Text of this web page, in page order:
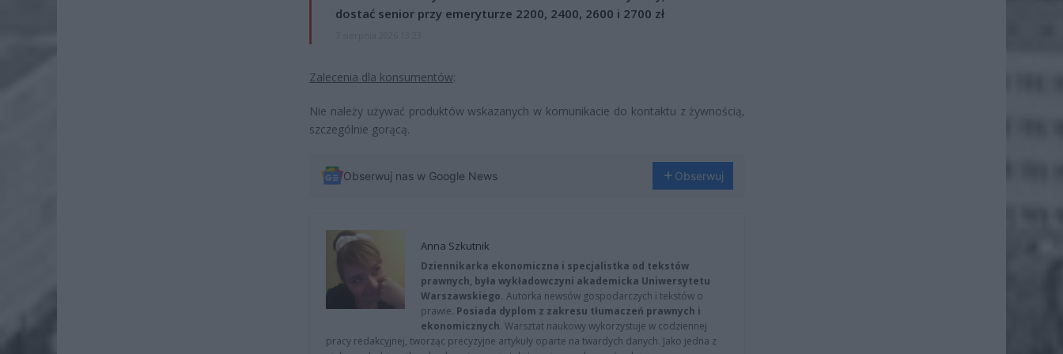
dostać senior przy emeryturze 2200, 2400, 2600 i 2700 zł
Zalecenia dla konsumentów:
Nie należy używać produktów wskazanych w komunikacie do kontaktu z żywnością,
szczególnie gorącą.
Obserwuj nas w Google News Obserwuj
Anna Szkutnik
Dziennikarka ekonomiczna i specjalistka od tekstów
prawnych, była wykładowczyni akademicka Uniwersytetu
Warszawskiego. Autorka newsów gospodarczych i tekstów o
prawie. Posiada dyplom z zakresu tłumaczeń prawnych i
ekonomicznych. Warsztat naukowy wykorzystuje w codziennej
pracy redakcyjnej, tworząc precyzyjne artykuły oparte na twardych danych. Jako jedna z